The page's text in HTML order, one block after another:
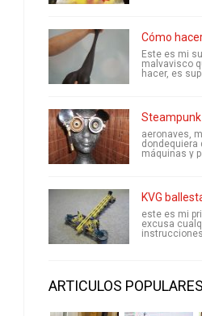
Cómo
Este es mi
malvavisco
hacer, es
aeronaves,
dondequiera
máquinas y
KVG
este es mi
excusa
ARTICULOS POPULARES